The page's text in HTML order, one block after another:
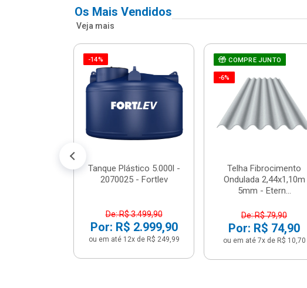
Os Mais Vendidos
Veja mais
-14%
Tanque Plástico 5.000l -
2070025 - Fortlev
De: R$ 3.499,90
Por: R$ 2.999,90
ou em até 12x de R$ 249,99
COMPRE JUNTO
-6%
Telha Fibrocimento
Ondulada 2,44x1,10m
5mm - Etern...
De: R$ 79,90
Por: R$ 74,90
ou em até 7x de R$ 10,70